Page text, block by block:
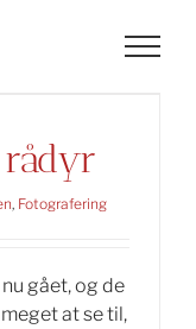
, Fotografering
gået, og de
at se til,